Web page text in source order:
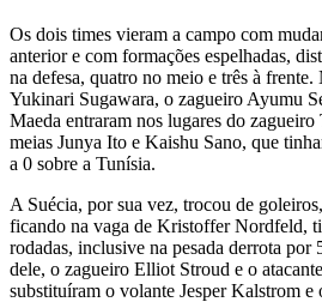
Os dois times vieram a campo com
anterior e com formações espelhadas,
na defesa, quatro no meio e três à frente.
Yukinari Sugawara, o zagueiro Ayumu
Maeda entraram nos lugares do
meias Junya Ito e Kaishu Sano, que
a 0 sobre a Tunísia.
A Suécia, por sua vez, trocou de
ficando na vaga de Kristoffer Nordfeld,
rodadas, inclusive na pesada derrota
dele, o zagueiro Elliot Stroud e o
substituíram o volante Jesper Kalstrom